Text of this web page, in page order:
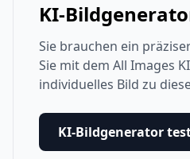
KI-
Sie brauchen ein
Sie mit dem All Images
individuelles Bild zu
KI-Bildgenerator